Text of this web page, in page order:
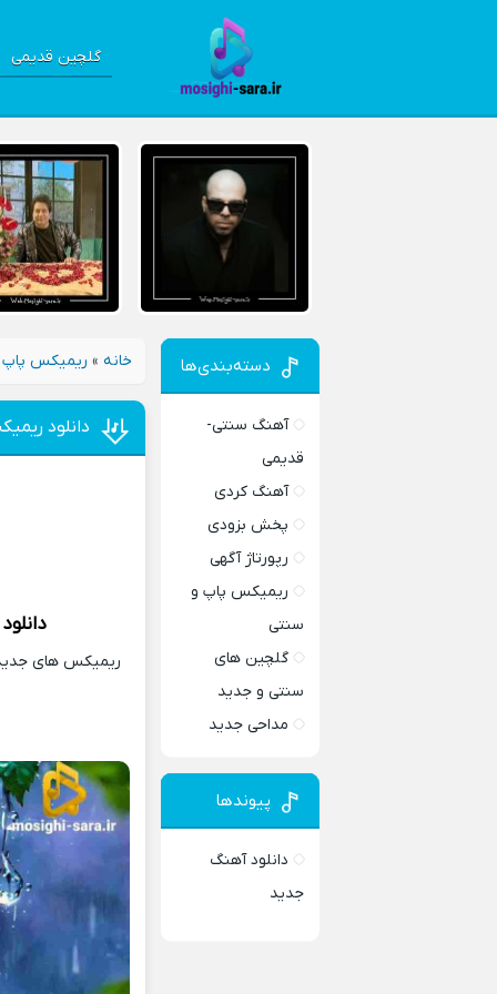
گلچین قدیمی
خانه » ریمیکس
دانلود
ریمیکس های جدید
دسته‌بندی‌ها
آهنگ سنتی-
قدیمی
آهنگ کردی
پخش بزودی
رپورتاژ آگهی
ریمیکس پاپ و
سنتی
گلچین های
سنتی و جدید
مداحی جدید
پیوندها
دانلود آهنگ
جدید